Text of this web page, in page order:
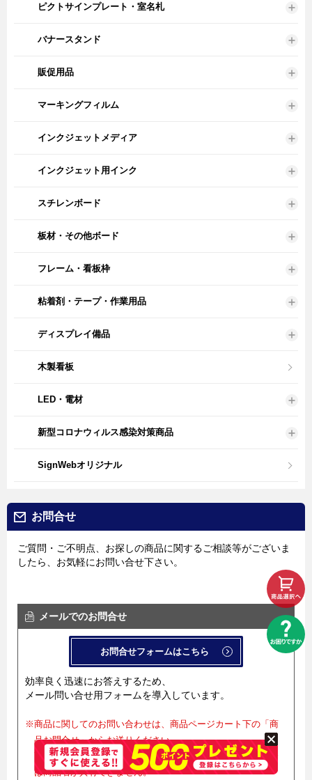
ピクトサインプレート・室名札
バナースタンド
販促用品
マーキングフィルム
インクジェットメディア
インクジェット用インク
スチレンボード
板材・その他ボード
フレーム・看板枠
粘着剤・テープ・作業用品
ディスプレイ備品
木製看板
LED・電材
新型コロナウィルス感染対策商品
SignWebオリジナル
お問合せ
ご質問・ご不明点、お探しの商品に関するご相談等がございま
したら、お気軽にお問い合せ下さい。
メールでのお問合せ
お問合せフォームはこちら
効率良く迅速にお答えするため、
メール問い合せ用フォームを導入しています。
※商品に関してのお問い合わせは、商品ページカート下の「商
品お問合せ」からお送りください。
商品ページ内の「商品お問合せ」からのお問合せでない場合
は商品名が共有できません。